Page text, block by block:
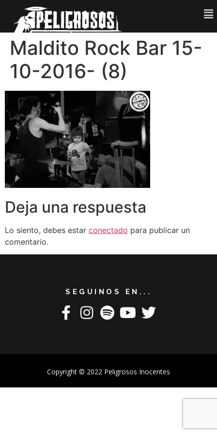
Maldito Rock Bar 15-
10-2016- (8)
Deja una respuesta
Lo siento, debes estar conectado para publicar un
comentario.
SEGUINOS EN...
Copyright © 2022 Peligrosos Inocentes